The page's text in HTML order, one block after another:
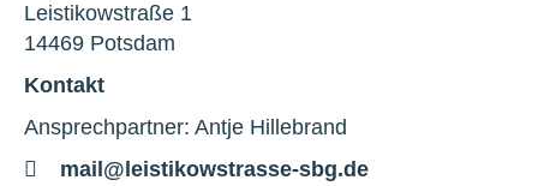
Leistikowstraße 1
14469 Potsdam
Kontakt
Ansprechpartner: Antje Hillebrand
E-
mail@leistikowstrasse-sbg.de